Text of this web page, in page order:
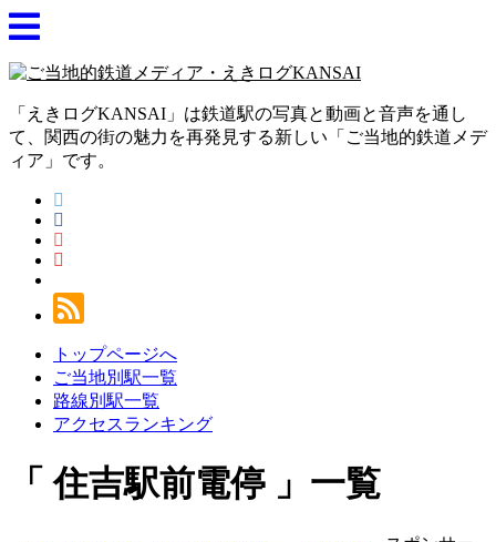
「えきログKANSAI」は鉄道駅の写真と動画と音声を通し
て、関西の街の魅力を再発見する新しい「ご当地的鉄道メデ
ィア」です。
トップページへ
ご当地別駅一覧
路線別駅一覧
アクセスランキング
住吉駅前電停 一覧